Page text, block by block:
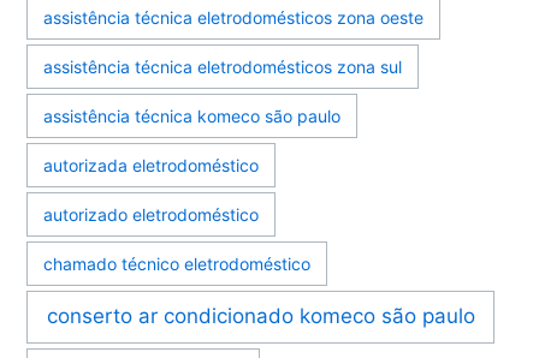
assistência técnica eletrodomésticos zona oeste
assistência técnica eletrodomésticos zona sul
assistência técnica komeco são paulo
autorizada eletrodoméstico
autorizado eletrodoméstico
chamado técnico eletrodoméstico
conserto ar condicionado komeco são paulo